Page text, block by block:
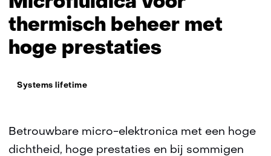
beheer
hoge
thermisch beheer met
hoge prestaties
Thema:
Systems lifetime
Betrouwbare micro-elektronica met een hoge
dichtheid, hoge prestaties en bij sommigen